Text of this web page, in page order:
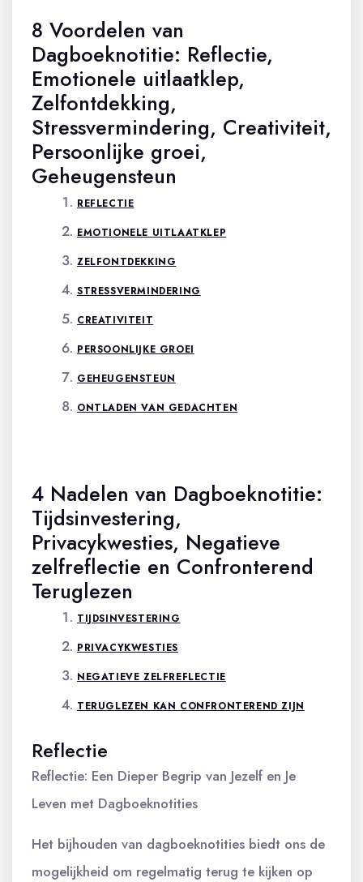
8 Voordelen van
Dagboeknotitie: Reflectie,
Emotionele uitlaatklep,
Zelfontdekking,
Stressvermindering, Creativiteit,
Persoonlijke groei,
Geheugensteun
REFLECTIE
EMOTIONELE UITLAATKLEP
ZELFONTDEKKING
STRESSVERMINDERING
CREATIVITEIT
PERSOONLIJKE GROEI
GEHEUGENSTEUN
ONTLADEN VAN GEDACHTEN
4 Nadelen van Dagboeknotitie:
Tijdsinvestering,
Privacykwesties, Negatieve
zelfreflectie en Confronterend
Teruglezen
TIJDSINVESTERING
PRIVACYKWESTIES
NEGATIEVE ZELFREFLECTIE
TERUGLEZEN KAN CONFRONTEREND ZIJN
Reflectie
Reflectie: Een Dieper Begrip van Jezelf en Je
Leven met Dagboeknotities
Het bijhouden van dagboeknotities biedt ons de
mogelijkheid om regelmatig terug te kijken op